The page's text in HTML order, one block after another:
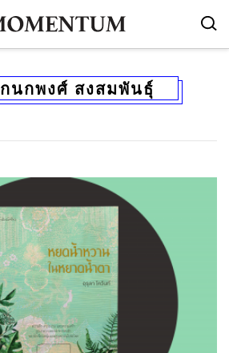
กนกพงศ์ สงสมพันธุ์